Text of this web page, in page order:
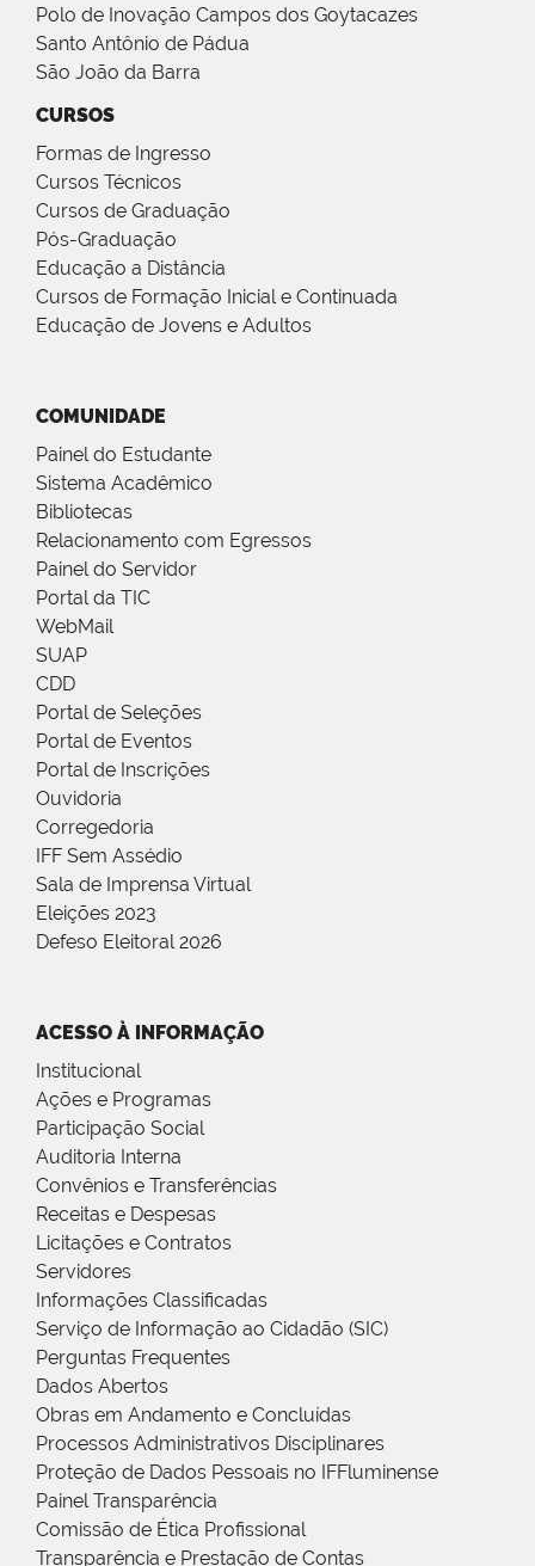
Polo de Inovação Campos dos Goytacazes
Santo Antônio de Pádua
São João da Barra
CURSOS
Formas de Ingresso
Cursos Técnicos
Cursos de Graduação
Pós-Graduação
Educação a Distância
Cursos de Formação Inicial e Continuada
Educação de Jovens e Adultos
COMUNIDADE
Painel do Estudante
Sistema Acadêmico
Bibliotecas
Relacionamento com Egressos
Painel do Servidor
Portal da TIC
WebMail
SUAP
CDD
Portal de Seleções
Portal de Eventos
Portal de Inscrições
Ouvidoria
Corregedoria
IFF Sem Assédio
Sala de Imprensa Virtual
Eleições 2023
Defeso Eleitoral 2026
ACESSO À INFORMAÇÃO
Institucional
Ações e Programas
Participação Social
Auditoria Interna
Convênios e Transferências
Receitas e Despesas
Licitações e Contratos
Servidores
Informações Classificadas
Serviço de Informação ao Cidadão (SIC)
Perguntas Frequentes
Dados Abertos
Obras em Andamento e Concluídas
Processos Administrativos Disciplinares
Proteção de Dados Pessoais no IFFluminense
Painel Transparência
Comissão de Ética Profissional
Transparência e Prestação de Contas